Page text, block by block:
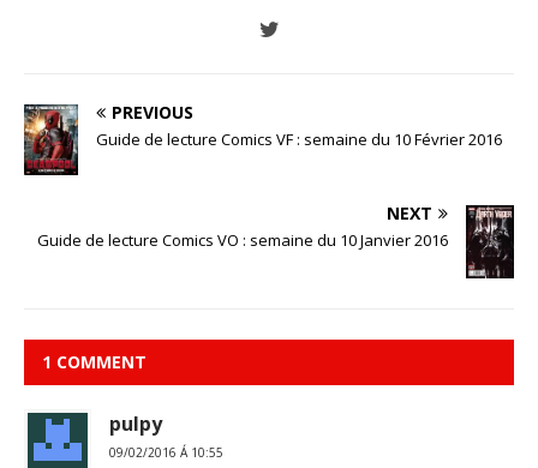
PREVIOUS
Guide de lecture Comics VF : semaine du 10 Février 2016
NEXT
Guide de lecture Comics VO : semaine du 10 Janvier 2016
1 COMMENT
pulpy
09/02/2016 Á 10:55